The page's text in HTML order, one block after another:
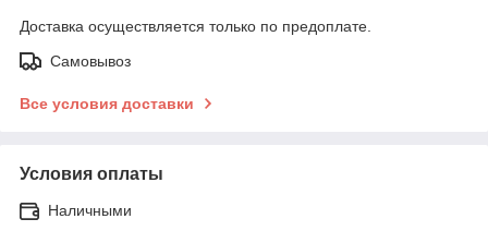
Доставка осуществляется только по предоплате.
Самовывоз
Все условия доставки
Условия оплаты
Наличными